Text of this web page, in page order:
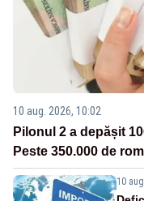
10 aug. 2026, 10:02
Pilonul 2 a depășit
Peste 350.000 de
10